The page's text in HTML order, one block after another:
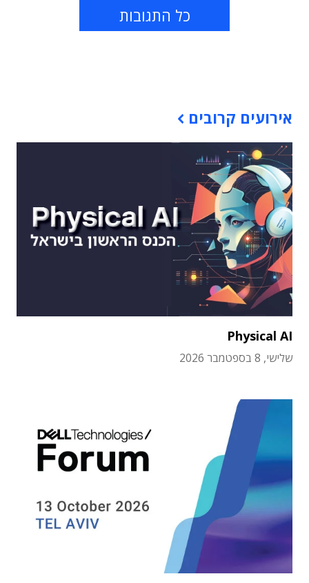
כל התגובות
אירועים קרובים
Physical AI
שלישי, 8 בספטמבר 2026